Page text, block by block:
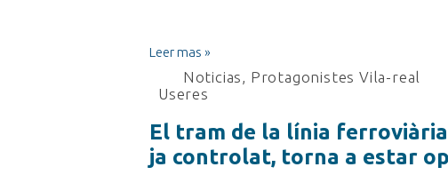
Leer mas »
Noticias, Protagonistes Vila-real
Useres
El tram de la línia
ja controlat, torna a estar